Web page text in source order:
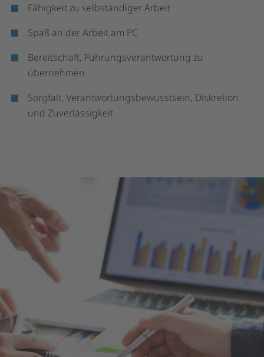
Fähigkeit zu selbständiger Arbeit
Spaß an der Arbeit am PC
Bereitschaft, Führungsverantwortung zu
übernehmen
Sorgfalt, Verantwortungsbewusstsein, Diskretion
und Zuverlässigkeit